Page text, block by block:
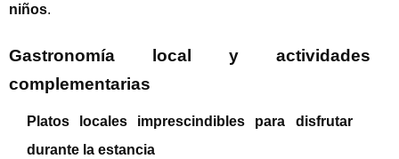
niños.
Gastronomía local y actividades
complementarias
Platos locales imprescindibles para disfrutar
durante la estancia